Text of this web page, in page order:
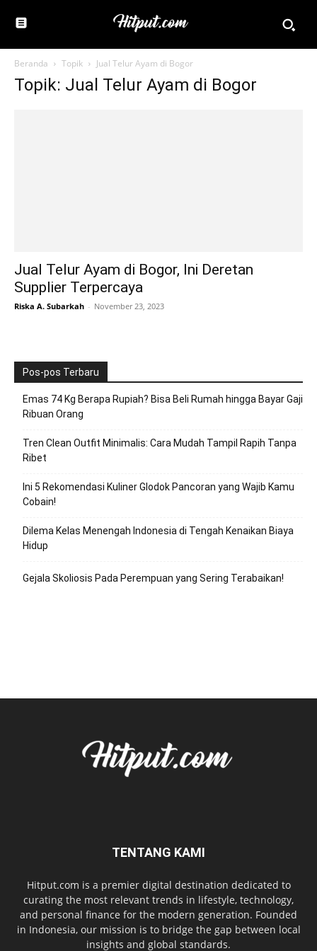
Beranda Topik Jual Telur Ayam di Bogor
Topik: Jual Telur Ayam di Bogor
Jual Telur Ayam di Bogor, Ini Deretan
Supplier Terpercaya
Riska A. Subarkah - November 23, 2023
Pos-pos Terbaru
Emas 74 Kg Berapa Rupiah? Bisa Beli Rumah hingga Bayar Gaji
Ribuan Orang
Tren Clean Outfit Minimalis: Cara Mudah Tampil Rapih Tanpa
Ribet
Ini 5 Rekomendasi Kuliner Glodok Pancoran yang Wajib Kamu
Cobain!
Dilema Kelas Menengah Indonesia di Tengah Kenaikan Biaya
Hidup
Gejala Skoliosis Pada Perempuan yang Sering Terabaikan!
TENTANG KAMI
Hitput.com is a premier digital destination dedicated to
curating the most relevant trends in lifestyle, technology,
and personal finance for the modern generation. Founded
in Indonesia, our mission is to bridge the gap between local
insights and global standards.